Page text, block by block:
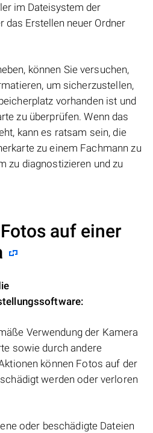
im Dateisystem der
das Erstellen neuer Ordner
können Sie versuchen,
um sicherzustellen,
vorhanden ist und
zu überprüfen. Wenn das
kann es ratsam sein, die
zu einem Fachmann zu
zu diagnostizieren und zu
auf einer
Verwendung der Kamera
sowie durch andere
können Fotos auf der
werden oder verloren
oder beschädigte Dateien